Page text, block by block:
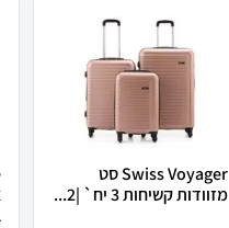
Swiss Voyager סט
מזוודות קשיחות 3 יח` |2...